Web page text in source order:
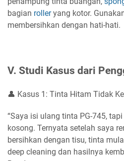
bagian rolleryang kotor.
membersihkan dengan hati-hati.
V. Studi Kasus dari
👤 Kasus 1: Tinta Hitam Tidak
“Saya isi ulang tinta PG-745,
kosong. Ternyata setelah saya
bersihkan dengan tisu, tinta
deep cleaning dan hasilnya